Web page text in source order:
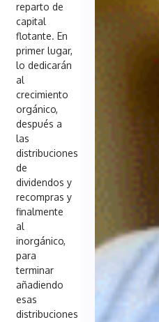
reparto de
capital
flotante. En
primer lugar,
lo dedicarán
al
crecimiento
orgánico,
después a
las
distribuciones
de
dividendos y
recompras y
finalmente
al
inorgánico,
para
terminar
añadiendo
esas
distribuciones